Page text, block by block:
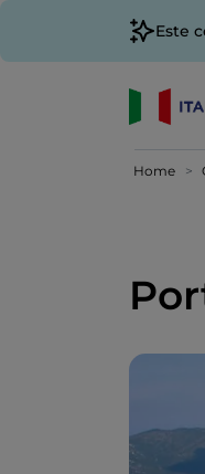
Este
Home